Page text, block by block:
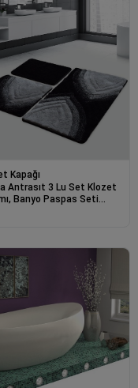
Kapağı
Antrasıt 3 Lu Set Klozet
Banyo Paspas Seti